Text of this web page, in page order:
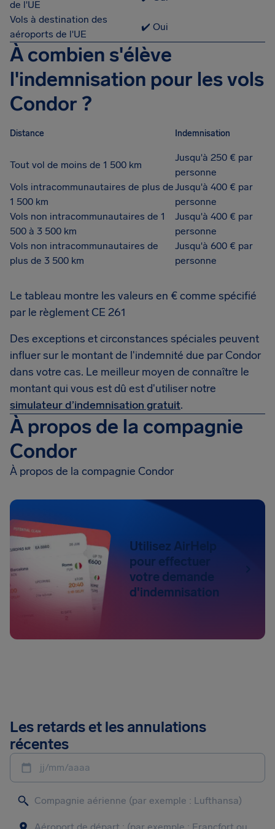
de l'UE
Vols à destination des
aéroports de l'UE
✔️ Oui
À combien s'élève
l'indemnisation pour les vols
Condor ?
Distance Indemnisation
Tout vol de moins de 1 500 km
Jusqu'à 250 € par
personne
Vols intracommunautaires de plus de
1 500 km
Jusqu'à 400 € par
personne
Vols non intracommunautaires de 1
500 à 3 500 km
Jusqu'à 400 € par
personne
Vols non intracommunautaires de
plus de 3 500 km
Jusqu'à 600 € par
personne
Le tableau montre les valeurs en € comme spécifié
par le règlement CE 261
Des exceptions et circonstances spéciales peuvent
influer sur le montant de l'indemnité due par Condor
dans votre cas. Le meilleur moyen de connaître le
montant qui vous est dû est d'utiliser notre
simulateur d’indemnisation gratuit.
À propos de la compagnie
Condor
À propos de la compagnie Condor
Utilisez AirHelp
pour effectuer
votre demande
d'indemnisation
Les retards et les annulations
récentes
jj/mm/aaaa